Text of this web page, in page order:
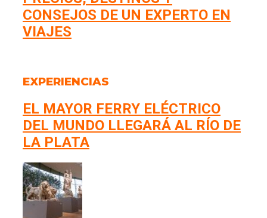
CONSEJOS DE UN EXPERTO EN
VIAJES
EXPERIENCIAS
EL MAYOR FERRY ELÉCTRICO
DEL MUNDO LLEGARÁ AL RÍO DE
LA PLATA